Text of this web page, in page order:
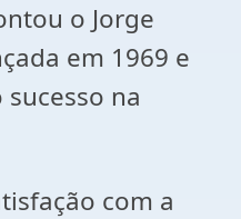
o Jorge
em 1969 e
na
com a